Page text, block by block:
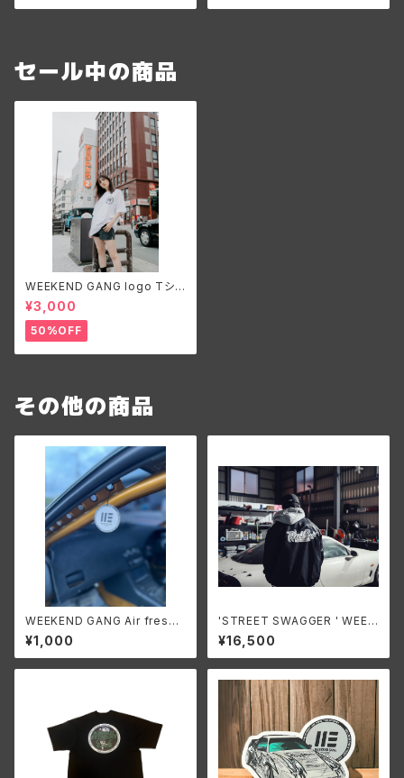
セール中の商品
WEEKEND GANG logo Tシャ
ツ 白 背面プリント無
¥3,000
50%OFF
その他の商品
WEEKEND GANG Air freshe
ners
¥1,000
'STREET SWAGGER ' WEEK
END スタジアムジャケット
¥16,500